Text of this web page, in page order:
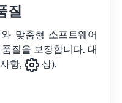
질
맞춤형 소프트웨어
질을 보장합니다. 대
항,
상).